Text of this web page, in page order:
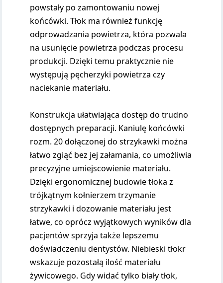
powstały po zamontowaniu nowej
końcówki. Tłok ma również funkcję
odprowadzania powietrza, która pozwala
na usunięcie powietrza podczas procesu
produkcji. Dzięki temu praktycznie nie
występują pęcherzyki powietrza czy
naciekanie materiału.
Konstrukcja ułatwiająca dostęp do trudno
dostępnych preparacji. Kaniulę końcówki
rozm. 20 dołączonej do strzykawki można
łatwo zgiąć bez jej załamania, co umożliwia
precyzyjne umiejscowienie materiału.
Dzięki ergonomicznej budowie tłoka z
trójkątnym kołnierzem trzymanie
strzykawki i dozowanie materiału jest
łatwe, co oprócz wyjątkowych wyników dla
pacjentów sprzyja także lepszemu
doświadczeniu dentystów. Niebieski tłokr
wskazuje pozostałą ilość materiału
żywicowego. Gdy widać tylko biały tłok,